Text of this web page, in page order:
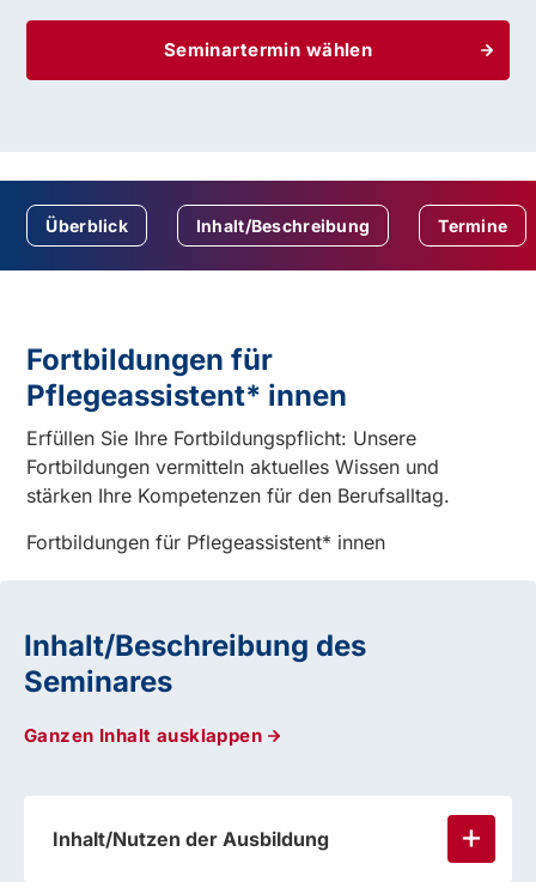
Seminartermin wählen
Überblick Inhalt/Beschreibung Termine
Fortbildungen für
Pflegeassistent* innen
Erfüllen Sie Ihre Fortbildungspflicht: Unsere
Fortbildungen vermitteln aktuelles Wissen und
stärken Ihre Kompetenzen für den Berufsalltag.
Fortbildungen für Pflegeassistent* innen
Inhalt/Beschreibung des
Seminares
Ganzen Inhalt ausklappen
Inhalt/Nutzen der Ausbildung